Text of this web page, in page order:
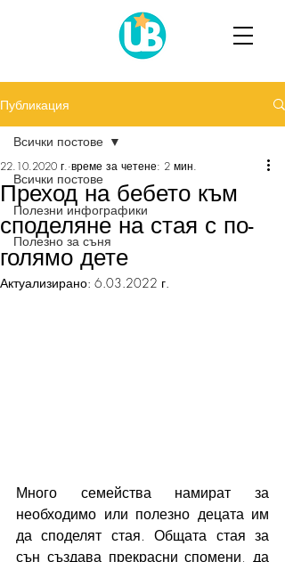
Публикация
Всички постове
Полезни инфографики
Полезно за съня
Всички постове
Преход на бебето към
споделяне на стая с по-
голямо дете
22.10.2020 г. време за четене: 2 мин.
Актуализирано: 6.03.2022 г.
Много семейства намират за
необходимо или полезно децата им
да споделят стая. Общата стая за
сън създава прекрасни спомени, да